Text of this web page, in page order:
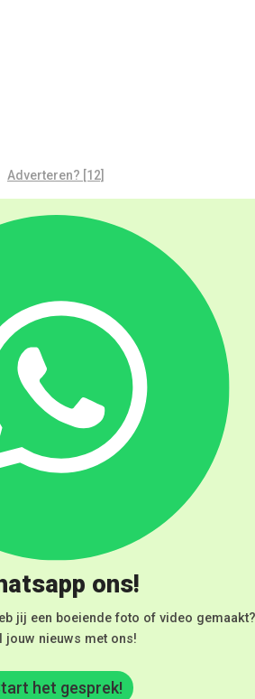
Adverteren? [12]
ons!
jij een boeiende foto of video gemaakt?
jouw nieuws met ons!
het gesprek!